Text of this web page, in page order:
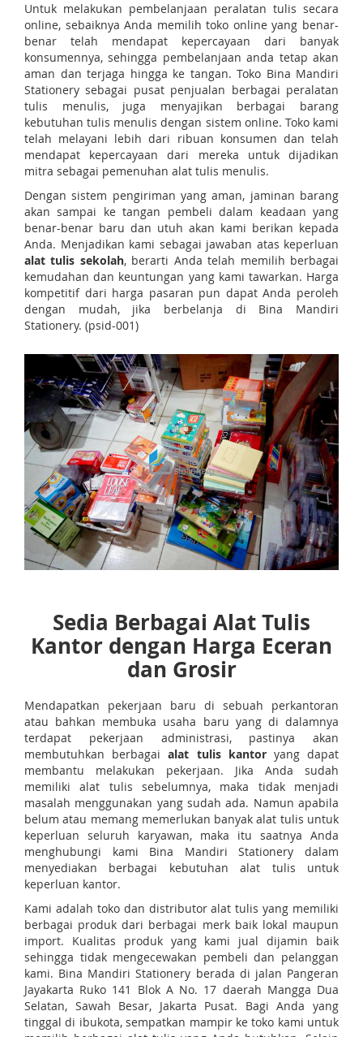
Untuk melakukan pembelanjaan peralatan tulis secara
online, sebaiknya Anda memilih toko online yang benar-
benar telah mendapat kepercayaan dari banyak
konsumennya, sehingga pembelanjaan anda tetap akan
aman dan terjaga hingga ke tangan. Toko Bina Mandiri
Stationery sebagai pusat penjualan berbagai peralatan
tulis menulis, juga menyajikan berbagai barang
kebutuhan tulis menulis dengan sistem online. Toko kami
telah melayani lebih dari ribuan konsumen dan telah
mendapat kepercayaan dari mereka untuk dijadikan
mitra sebagai pemenuhan alat tulis menulis.
Dengan sistem pengiriman yang aman, jaminan barang
akan sampai ke tangan pembeli dalam keadaan yang
benar-benar baru dan utuh akan kami berikan kepada
Anda. Menjadikan kami sebagai jawaban atas keperluan
alat tulis sekolah, berarti Anda telah memilih berbagai
kemudahan dan keuntungan yang kami tawarkan. Harga
kompetitif dari harga pasaran pun dapat Anda peroleh
dengan mudah, jika berbelanja di Bina Mandiri
Stationery. (psid-001)
Sedia Berbagai Alat Tulis
Kantor dengan Harga Eceran
dan Grosir
Mendapatkan pekerjaan baru di sebuah perkantoran
atau bahkan membuka usaha baru yang di dalamnya
terdapat pekerjaan administrasi, pastinya akan
membutuhkan berbagaialat tulis kantor yang dapat
membantu melakukan pekerjaan. Jika Anda sudah
memiliki alat tulis sebelumnya, maka tidak menjadi
masalah menggunakan yang sudah ada. Namun apabila
belum atau memang memerlukan banyak alat tulis untuk
keperluan seluruh karyawan, maka itu saatnya Anda
menghubungi kami Bina Mandiri Stationery dalam
menyediakan berbagai kebutuhan alat tulis untuk
keperluan kantor.
Kami adalah toko dan distributor alat tulis yang memiliki
berbagai produk dari berbagai merk baik lokal maupun
import. Kualitas produk yang kami jual dijamin baik
sehingga tidak mengecewakan pembeli dan pelanggan
kami. Bina Mandiri Stationery berada di jalan Pangeran
Jayakarta Ruko 141 Blok A No. 17 daerah Mangga Dua
Selatan, Sawah Besar, Jakarta Pusat. Bagi Anda yang
tinggal di ibukota, sempatkan mampir ke toko kami untuk